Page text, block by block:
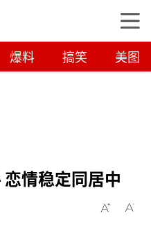
爆料 搞笑 美图
情稳定同居中